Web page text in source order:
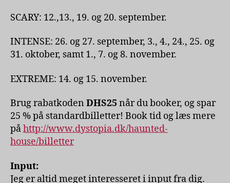
SCARY: 12.,13., 19. og 20. september.
INTENSE: 26. og 27. september, 3., 4., 24., 25. og
31. oktober, samt 1., 7. og 8. november.
EXTREME: 14. og 15. november.
Brug rabatkoden DHS25 når du booker, og spar
25 % på standardbilletter! Book tid og læs mere
påhttp://www.dystopia.dk/haunted-
house/billetter
Input:
Jeg er altid meget interesseret i input fra dig.